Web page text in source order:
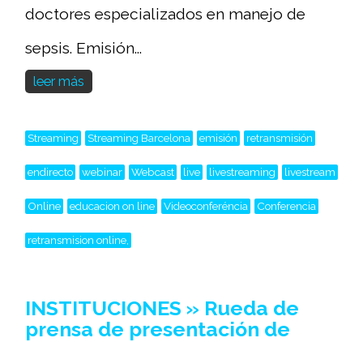
doctores especializados en manejo de
sepsis. Emisión...
leer más
Streaming Streaming Barcelona emisión retransmisión
endirecto webinar Webcast live livestreaming livestream
Online educacion on line Videoconferéncia Conferencia
retransmision online,
INSTITUCIONES » Rueda de
prensa de presentación de